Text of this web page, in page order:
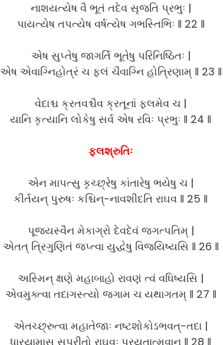
નાશયત્યેષ વૈ ભૂતં તદેવ સૃજતિ પ્રભુઃ |
પાયત્યેષ તપત્યેષ વર્ષત્યેષ ગભસ્તિભિઃ ‖ 22 ‖
એષ સુપ્તેષુ જાગર્તિ ભૂતેષુ પરિનિષ્ઠિતઃ |
એષ એવાગ્નિહોત્રં ચ ફલં ચૈવાગ્નિ હોત્રિણામ્ ‖ 23 ‖
વેદાશ્ચ ક્રતવશ્ચૈવ ક્રતૂનાં ફલમેવ ચ |
યાનિ કૃત્યાનિ લોકેષુ સર્વ એષ રવિઃ પ્રભુઃ ‖ 24 ‖
ફલશ્રુતિઃ
એન માપત્સુ કૃચ્છ્રેષુ કાંતારેષુ ભયેષુ ચ |
કીર્તયન્ પુરુષઃ કશ્ચિન્-નાવશીદતિ રાઘવ ‖ 25 ‖
પૂજયસ્વૈન મેકાગ્રો દેવદેવં જગત્પતિમ્ |
એતત્ ત્રિગુણિતં જપ્ત્વા યુદ્ધેષુ વિજયિષ્યસિ ‖ 26 ‖
અસ્મિન્ ક્ષણે મહાબાહો રાવણં ત્વં વધિષ્યસિ |
એવમુક્ત્વા તદાગસ્ત્યો જગામ ચ યથાગતમ્ ‖ 27 ‖
એતચ્છ્રુત્વા મહાતેજાઃ નષ્ટશોકોઽભવત્-તદા |
ધારયામાસ સુપ્રીતો રાઘવઃ પ્રયતાત્મવાન્ ‖ 28 ‖